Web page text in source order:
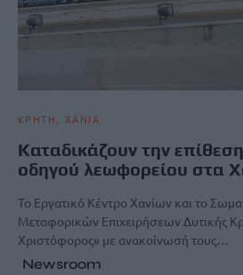
ΚΡΗΤΗ ΧΑΝΙΑ
Καταδικάζουν την
οδηγού λεωφορείου στα
Το Εργατικό Κέντρο Χανίων και το
Μεταφορικών Επιχειρήσεων Δυτικής
Χριστόφορος» με ανακοίνωσή τους…
Newsroom